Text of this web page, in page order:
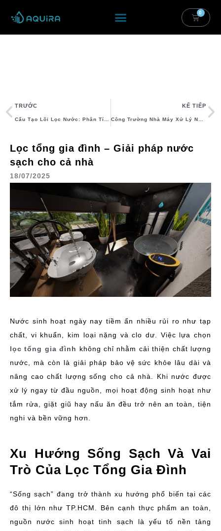
Tới
Nội
0
Cart
Prev
TRƯỚC KẾ TIẾP
Lọc tổng gia đình – Giải pháp nước
sạch cho cả nhà
18/07/2025
Nước sinh hoạt ngày nay tiềm ẩn nhiều rủi ro như tạp
chất, vi khuẩn, kim loại nặng và clo dư. Việc lựa chọn
lọc tổng gia đình không chỉ nhằm cải thiện chất lượng
nước, mà còn là giải pháp bảo vệ sức khỏe lâu dài và
nâng cao chất lượng sống cho cả nhà. Khi nước được
xử lý ngay từ đầu nguồn, mọi hoạt động sinh hoạt như
tắm rửa, giặt giũ hay nấu ăn đều trở nên an toàn, tiện
nghi và bền vững hơn.
Xu Hướng Sống Sạch Và Vai
Trò Của Lọc Tổng Gia Đình
“Sống sạch” đang trở thành xu hướng phổ biến tại các
đô thị lớn như TP.HCM. Bên cạnh thực phẩm an toàn,
nguồn nước sinh hoạt tinh sạch là yếu tố nền tảng